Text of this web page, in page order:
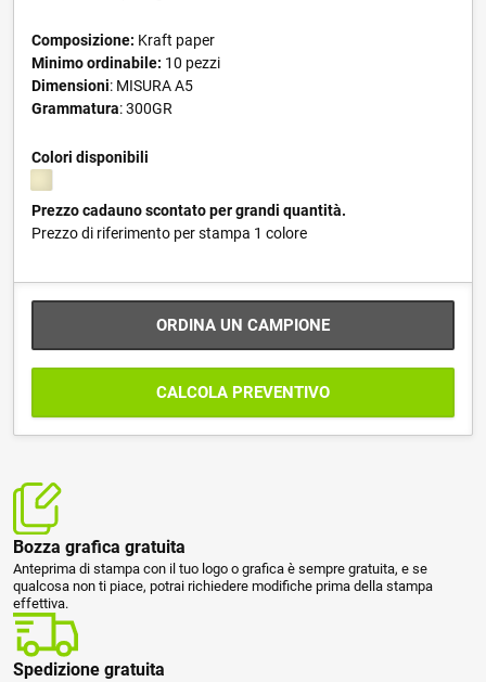
Composizione: Kraft paper
Minimo ordinabile: 10 pezzi
Dimensioni: MISURA A5
Grammatura: 300GR
Colori disponibili
Prezzo cadauno scontato per grandi quantità.
Prezzo di riferimento per stampa 1 colore
ORDINA UN CAMPIONE
CALCOLA PREVENTIVO
Bozza grafica gratuita
Anteprima di stampa con il tuo logo o grafica è sempre gratuita, e se
qualcosa non ti piace, potrai richiedere modifiche prima della stampa
effettiva.
Spedizione gratuita